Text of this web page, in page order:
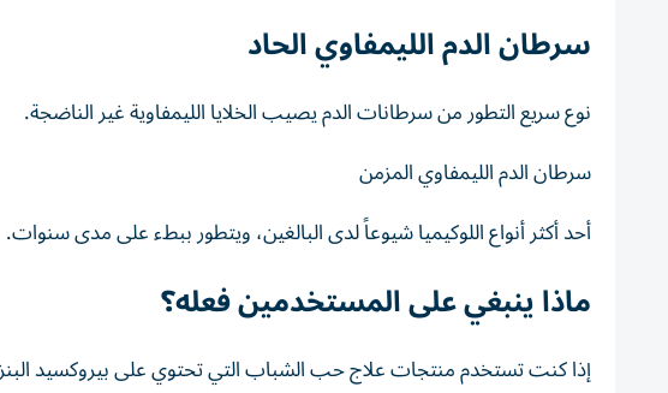
سرطان الدم الليمفاوي الحاد
نوع سريع التطور من سرطانات الدم يصيب الخلايا الليمفاوية غير الناضجة.
سرطان الدم الليمفاوي المزمن
أحد أكثر أنواع اللوكيميا شيوعاً لدى البالغين، ويتطور ببطء على مدى سنوات.
ماذا ينبغي على المستخدمين فعله؟
إذا كنت تستخدم منتجات علاج حب الشباب التي تحتوي على بيروكسيد